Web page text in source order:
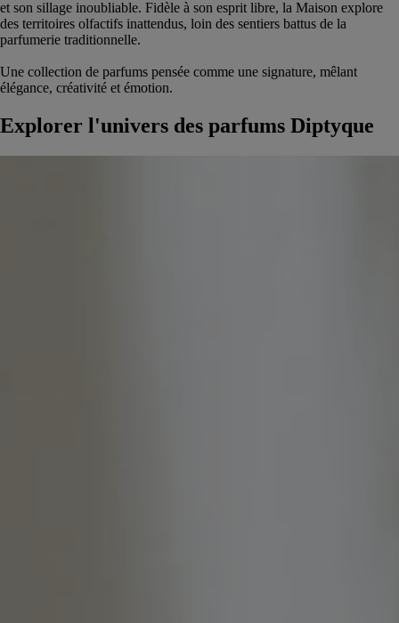
et son sillage inoubliable. Fidèle à son esprit libre, la Maison explore
des territoires olfactifs inattendus, loin des sentiers battus de la
parfumerie traditionnelle.
Une collection de parfums pensée comme une signature, mêlant
élégance, créativité et émotion.
Explorer l'univers des parfums Diptyque